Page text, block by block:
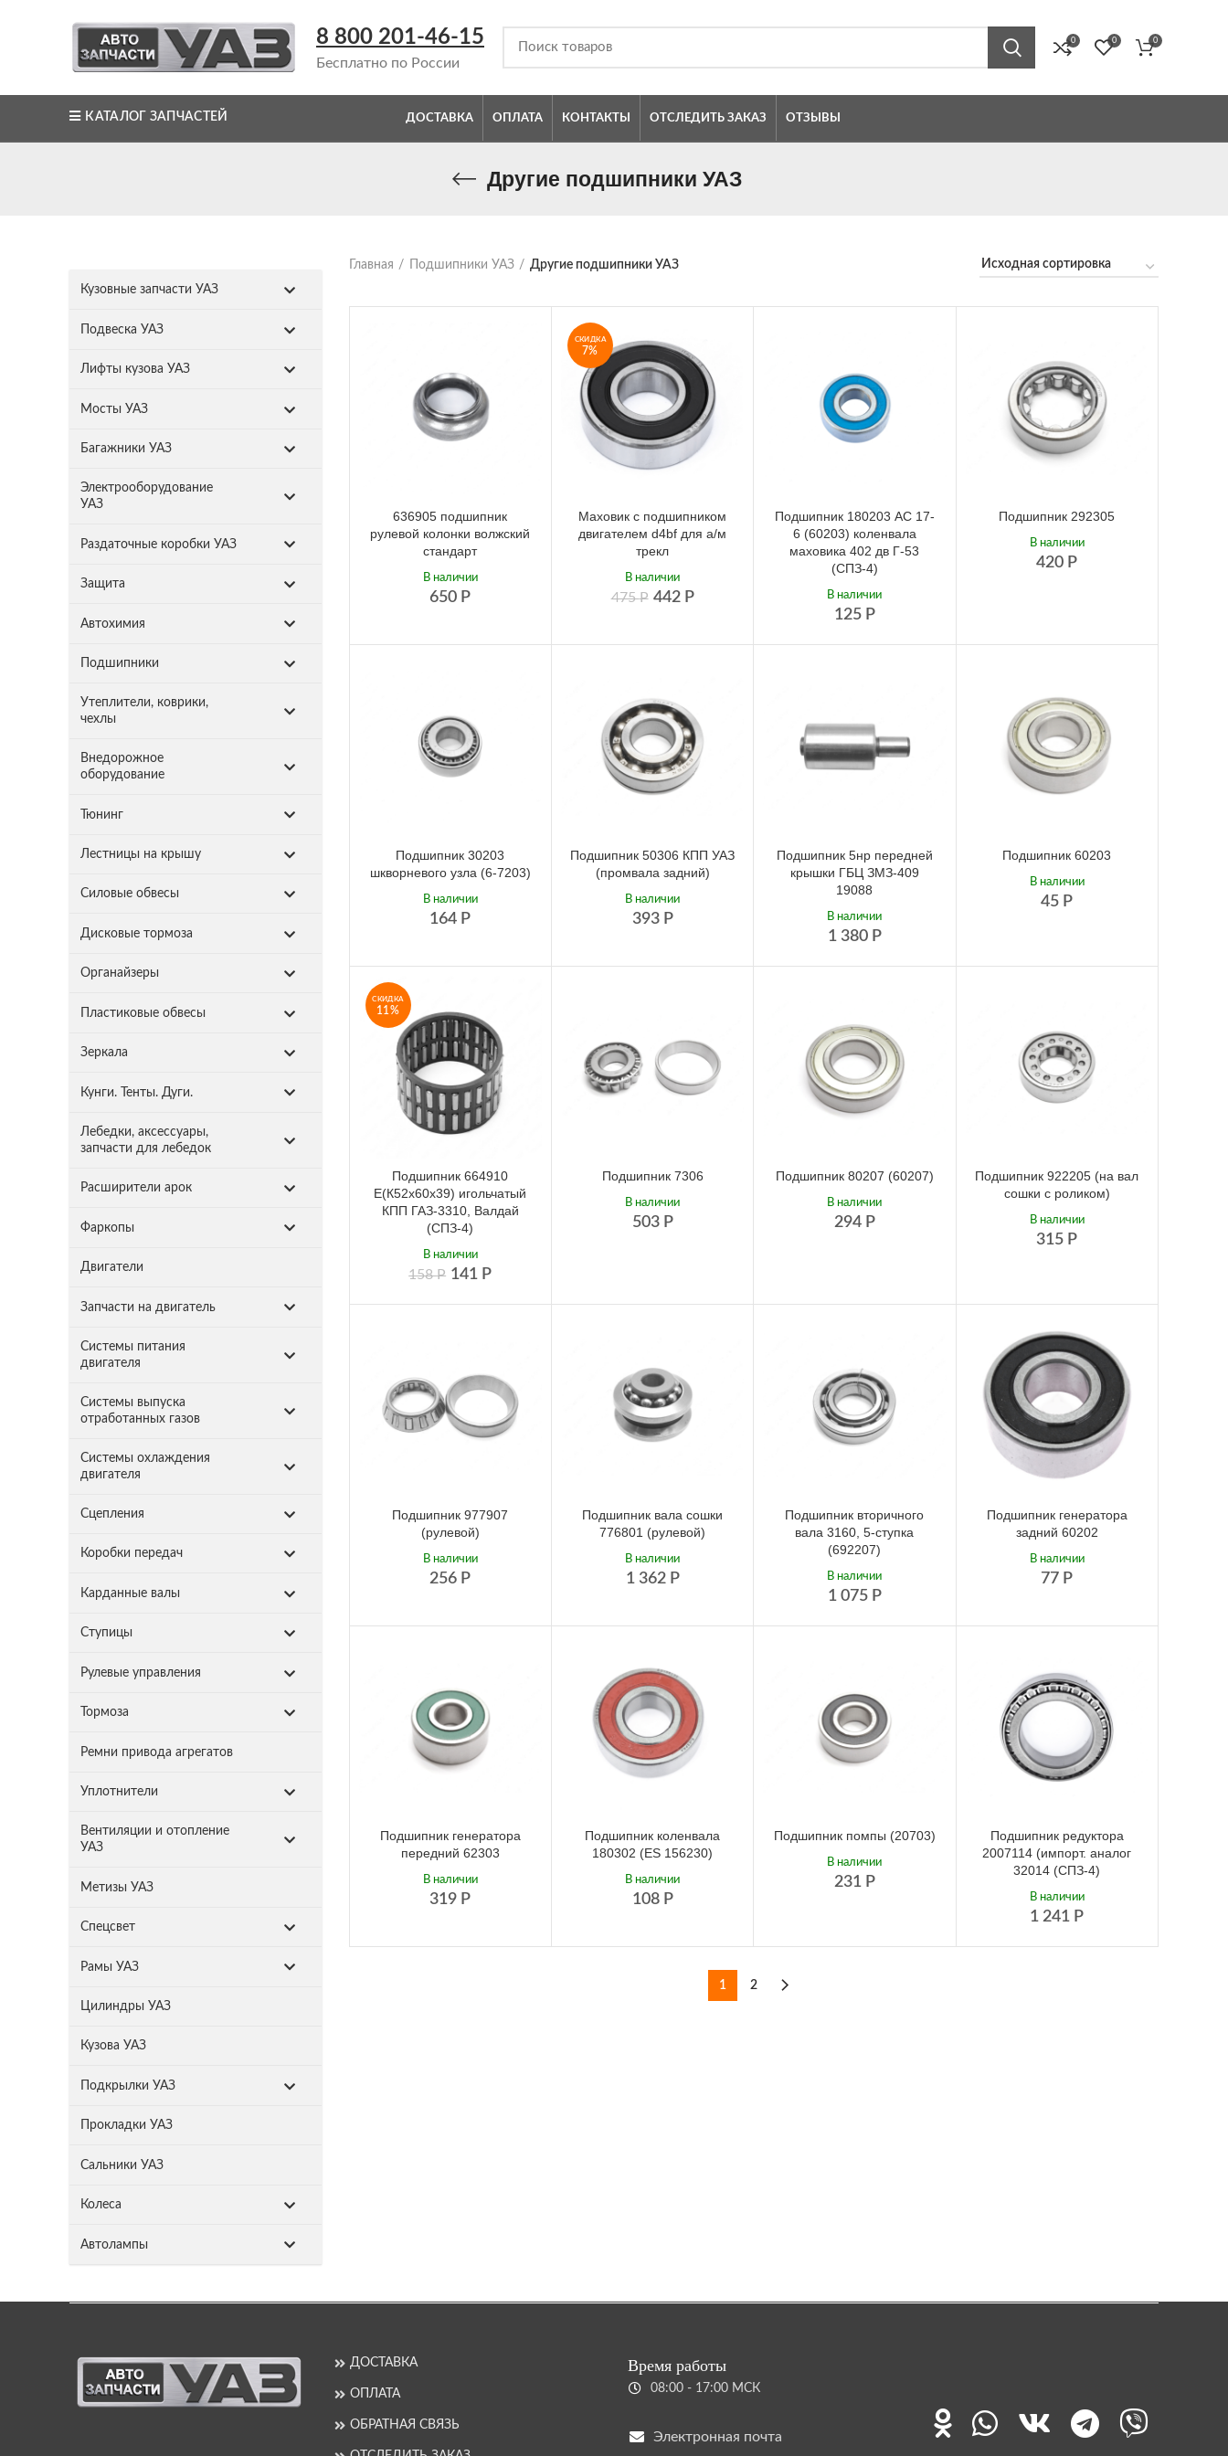
8 800 201-46-15
Бесплатно по России
0 0 0
КАТАЛОГ ЗАПЧАСТЕЙ ДОСТАВКА ОПЛАТА КОНТАКТЫ ОТСЛЕДИТЬ ЗАКАЗ ОТЗЫВЫ
Другие подшипники УАЗ
Кузовные запчасти УАЗ
Подвеска УАЗ
Лифты кузова УАЗ
Мосты УАЗ
Багажники УАЗ
Электрооборудование
УАЗ
Раздаточные коробки УАЗ
Защита
Автохимия
Подшипники
Утеплители, коврики,
чехлы
Внедорожное
оборудование
Тюнинг
Лестницы на крышу
Силовые обвесы
Дисковые тормоза
Органайзеры
Пластиковые обвесы
Зеркала
Кунги. Тенты. Дуги.
Лебедки, аксессуары,
запчасти для лебедок
Расширители арок
Фаркопы
Двигатели
Запчасти на двигатель
Системы питания
двигателя
Системы выпуска
отработанных газов
Системы охлаждения
двигателя
Сцепления
Коробки передач
Карданные валы
Ступицы
Рулевые управления
Тормоза
Ремни привода агрегатов
Уплотнители
Вентиляции и отопление
УАЗ
Метизы УАЗ
Спецсвет
Рамы УАЗ
Цилиндры УАЗ
Кузова УАЗ
Подкрылки УАЗ
Прокладки УАЗ
Сальники УАЗ
Колеса
Автолампы
Главная Подшипники УАЗ Другие подшипники УАЗ
636905 подшипник
рулевой колонки волжский
стандарт
650 Р
В наличии
СКИДКА
7%
Маховик с подшипником
двигателем d4bf для а/м
трекл
475Р 442 Р
В наличии
Подшипник 180203 АС 17-
6 (60203) коленвала
маховика 402 дв Г-53
(СПЗ-4)
125 Р
В наличии
Подшипник 292305
420 Р
В наличии
Подшипник 30203
шкворневого узла (6-7203)
164 Р
В наличии
Подшипник 50306 КПП УАЗ
(промвала задний)
393 Р
В наличии
Подшипник 5нр передней
крышки ГБЦ ЗМЗ-409
19088
1 380 Р
В наличии
Подшипник 60203
45 Р
В наличии
СКИДКА
11%
Подшипник 664910
Е(К52х60х39) игольчатый
КПП ГАЗ-3310, Валдай
(СПЗ-4)
158Р 141 Р
В наличии
Подшипник 7306
503 Р
В наличии
Подшипник 80207 (60207)
294 Р
В наличии
Подшипник 922205 (на вал
сошки с роликом)
315 Р
В наличии
Подшипник 977907
(рулевой)
256 Р
В наличии
Подшипник вала сошки
776801 (рулевой)
1 362 Р
В наличии
Подшипник вторичного
вала 3160, 5-ступка
(692207)
1 075 Р
В наличии
Подшипник генератора
задний 60202
77 Р
В наличии
Подшипник генератора
передний 62303
319 Р
В наличии
Подшипник коленвала
180302 (ES 156230)
108 Р
В наличии
Подшипник помпы (20703)
231 Р
В наличии
Подшипник редуктора
2007114 (импорт. аналог
32014 (СПЗ-4)
1 241 Р
В наличии
1 2
ДОСТАВКА
ОПЛАТА
ОБРАТНАЯ СВЯЗЬ
Время работы
08:00 - 17:00 МСК
Электронная почта